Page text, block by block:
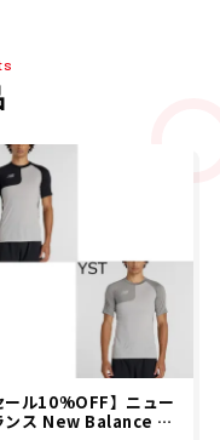
ール10%OFF】ニュー
ンス New Balance ベ